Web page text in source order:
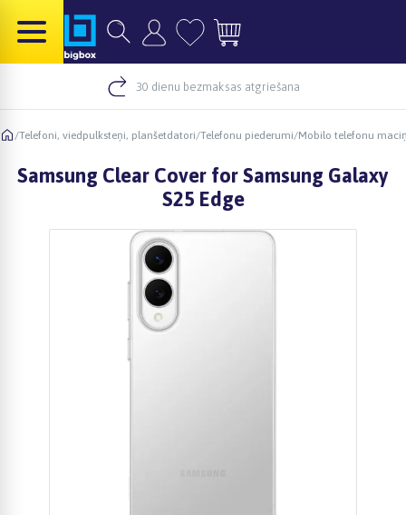
30 dienu bezmaksas atgriešana
/Telefoni, viedpulksteņi, planšetdatori/Telefonu piederumi/Mobilo telefonu
Samsung Clear Cover for Samsung Galaxy
S25 Edge